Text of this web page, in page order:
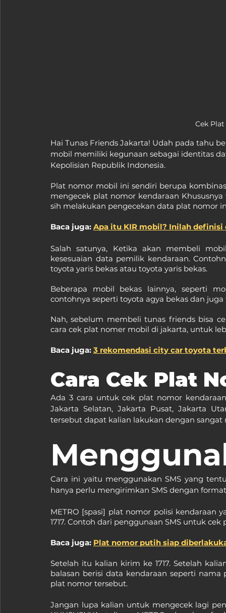
Cek
Hai Tunas Friends Jakarta! Udah pada tahu
mobil memiliki kegunaan sebagai identitas
Kepolisian Republik Indonesia.
Plat nomor mobil ini sendiri berupa
mengecek plat nomor kendaraan
sih melakukan pengecekan data plat nomor
Baca juga: Apa itu KIR mobil? Inilah definisi
Salah satunya, Ketika akan membeli
kesesuaian data pemilik kendaraan.
toyota yaris bekas atau toyota yaris bekas.
Beberapa mobil bekas lainnya, seperti
contohnya seperti toyota agya bekas dan juga
Nah, sebelum membeli tunas friends bisa
cara cek plat nomer mobil di jakarta, untuk
Baca juga: 3 rekomendasi city car toyota
Cara Cek Plat
Ada 3 cara untuk cek plat nomor
Jakarta Selatan, Jakarta Pusat, Jakarta
tersebut dapat kalian lakukan dengan
Cara ini yaitu menggunakan SMS yang
hanya perlu mengirimkan SMS dengan
METRO [spasi] plat nomor polisi kendaraan
1717. Contoh dari penggunaan SMS untuk
Baca juga: Plat nomor putih siap
Setelah itu kalian kirim ke 1717. Setelah
balasan berisi data kendaraan seperti
plat nomor tersebut.
Jangan lupa kalian untuk mengecek lagi